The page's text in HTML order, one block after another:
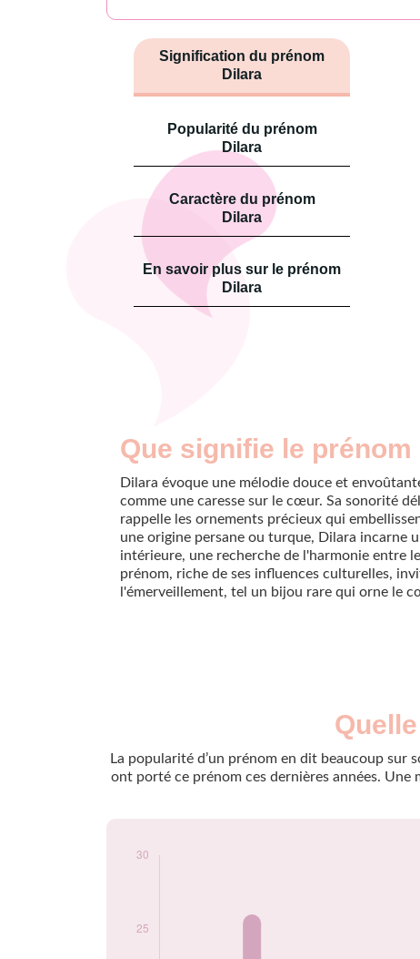
Signification du prénom
Dilara
Popularité du prénom
Dilara
Caractère du prénom
Dilara
En savoir plus sur le prénom
Dilara
Que signifie le prénom
Dilara évoque une mélodie douce et
comme une caresse sur le cœur. Sa sonorité
rappelle les ornements précieux qui
une origine persane ou turque, Dilara incarne
intérieure, une recherche de l'harmonie entre
prénom, riche de ses influences culturelles,
l'émerveillement, tel un bijou rare qui orne le
La popularité d’un prénom en dit beaucoup sur
ont porté ce prénom ces dernières années.
2009
17
2010
20
2014
13
2018